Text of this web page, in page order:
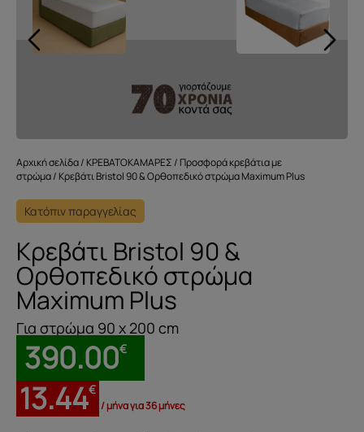
Αρχική σελίδα/ ΚΡΕΒΑΤΟΚΑΜΑΡΕΣ / Προσφορά κρεβάτια με
στρώμα/ Κρεβάτι Bristol 90 & Ορθοπεδικό στρώμα Maximum Plus
Κατόπιν παραγγελίας
Κρεβάτι Bristol 90 &
Ορθοπεδικό στρώμα
Maximum Plus
Για στρώμα 90 x 200 cm
390.00€
13.44€
/ μήνα για 36 μήνες